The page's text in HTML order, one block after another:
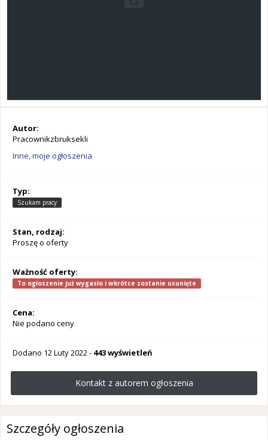
Autor:
Pracownikzbruksekli
Inne, moje ogłoszenia
Typ:
Szukam pracy
Stan, rodzaj:
Proszę o oferty
Ważność oferty:
To ogłoszenie już wygasło i wkrótce zostanie usunięte
Cena:
Nie podano ceny
Dodano 12 Luty 2022- 443 wyświetleń
Kontakt z autorem ogłoszenia
Szczegóły ogłoszenia